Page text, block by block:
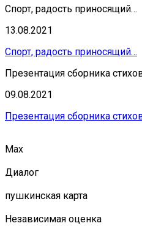
Спорт, радость приносящий…
13.08.2021
Спорт, радость приносящий…
Презентация сборника
09.08.2021
Презентация сборника
Мах
Диалог
пушкинская карта
Независимая оценка